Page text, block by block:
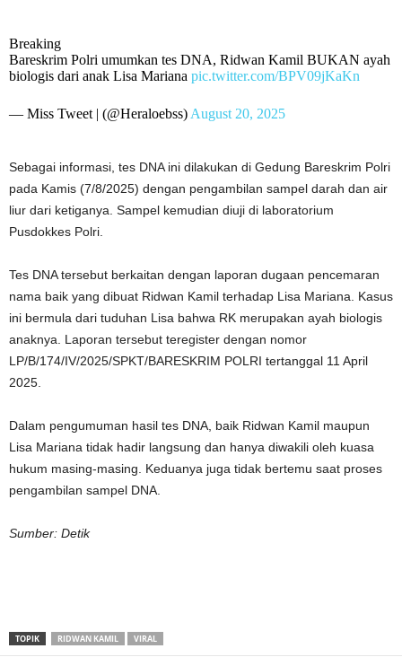
Breaking
Bareskrim Polri umumkan tes DNA, Ridwan Kamil BUKAN ayah
biologis dari anak Lisa Mariana pic.twitter.com/BPV09jKaKn
— Miss Tweet | (@Heraloebss) August 20, 2025
Sebagai informasi, tes DNA ini dilakukan di Gedung Bareskrim Polri
pada Kamis (7/8/2025) dengan pengambilan sampel darah dan air
liur dari ketiganya. Sampel kemudian diuji di laboratorium
Pusdokkes Polri.
Tes DNA tersebut berkaitan dengan laporan dugaan pencemaran
nama baik yang dibuat Ridwan Kamil terhadap Lisa Mariana. Kasus
ini bermula dari tuduhan Lisa bahwa RK merupakan ayah biologis
anaknya. Laporan tersebut teregister dengan nomor
LP/B/174/IV/2025/SPKT/BARESKRIM POLRI tertanggal 11 April
2025.
Dalam pengumuman hasil tes DNA, baik Ridwan Kamil maupun
Lisa Mariana tidak hadir langsung dan hanya diwakili oleh kuasa
hukum masing-masing. Keduanya juga tidak bertemu saat proses
pengambilan sampel DNA.
Sumber: Detik
TOPIK RIDWAN KAMIL VIRAL